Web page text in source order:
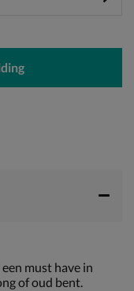
must have in
of oud bent.